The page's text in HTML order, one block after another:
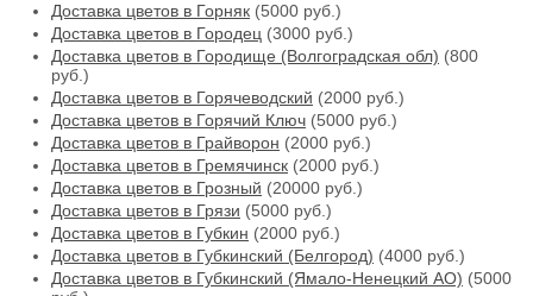
Доставка цветов в Горняк (5000 руб.)
Доставка цветов в Городец (3000 руб.)
Доставка цветов в Городище (Волгоградская обл) (800
руб.)
Доставка цветов в Горячеводский (2000 руб.)
Доставка цветов в Горячий Ключ (5000 руб.)
Доставка цветов в Грайворон (2000 руб.)
Доставка цветов в Гремячинск (2000 руб.)
Доставка цветов в Грозный (20000 руб.)
Доставка цветов в Грязи (5000 руб.)
Доставка цветов в Губкин (2000 руб.)
Доставка цветов в Губкинский (Белгород) (4000 руб.)
Доставка цветов в Губкинский (Ямало-Ненецкий АО) (5000